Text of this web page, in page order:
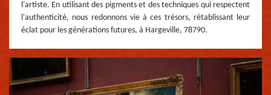
l'artiste. En utilisant des pigments et des techniques qui respectent
l'authenticité, nous redonnons vie à ces trésors, rétablissant leur
éclat pour les générations futures, à Hargeville, 78790.